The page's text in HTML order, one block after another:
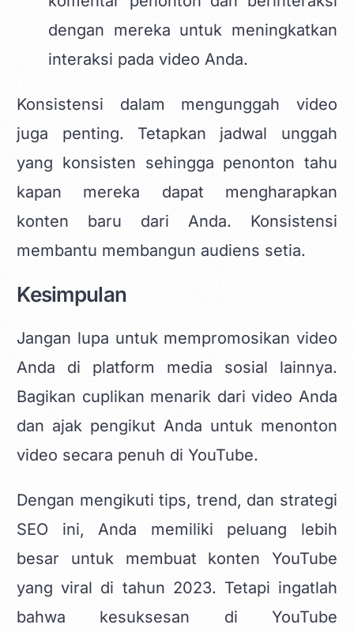
dengan mereka untuk meningkatkan
interaksi pada video Anda.
Konsistensi dalam mengunggah video
juga penting. Tetapkan jadwal unggah
yang konsisten sehingga penonton tahu
kapan mereka dapat mengharapkan
konten baru dari Anda. Konsistensi
membantu membangun audiens setia.
Kesimpulan
Jangan lupa untuk mempromosikan video
Anda di platform media sosial lainnya.
Bagikan cuplikan menarik dari video Anda
dan ajak pengikut Anda untuk menonton
video secara penuh di YouTube.
Dengan mengikuti tips, trend, dan strategi
SEO ini, Anda memiliki peluang lebih
besar untuk membuat konten YouTube
yang viral di tahun 2023. Tetapi ingatlah
bahwa kesuksesan di YouTube